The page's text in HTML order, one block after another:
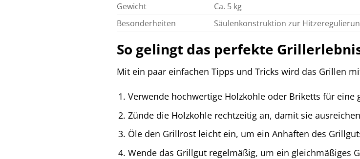
Gewicht
Ca. 5 kg
Besonderheiten
Säulenkonstruktion zur
So gelingt das perfekte
Mit ein paar einfachen Tipps und Tricks wird das Grillen
Verwende hochwertige Holzkohle oder Briketts für eine
Zünde die Holzkohle rechtzeitig an, damit sie
Öle den Grillrost leicht ein, um ein Anhaften des
Wende das Grillgut regelmäßig, um ein gleichmäßiges